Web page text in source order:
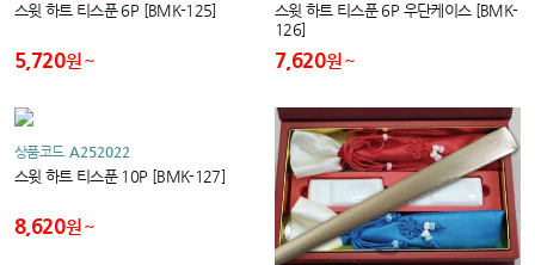
스윗 하트 티스푼 6P [BMK-125]
5,720원
스윗 하트 티스푼 6P 우단케이스 [BMK-
126]
7,620원
상품코드 A252022
스윗 하트 티스푼 10P [BMK-127]
8,620원